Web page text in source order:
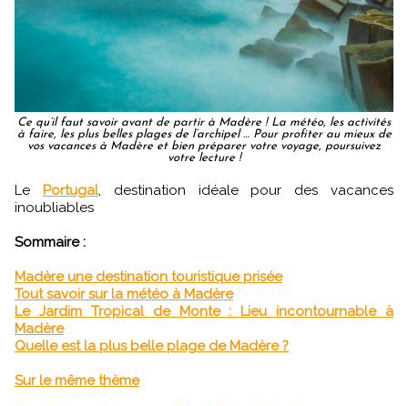
Ce qu’il faut savoir avant de partir à Madère ! La météo, les activités
à faire, les plus belles plages de l’archipel … Pour profiter au mieux de
vos vacances à Madère et bien préparer votre voyage, poursuivez
votre lecture !
Le Portugal, destination idéale pour des vacances
inoubliables
Sommaire :
Madère une destination touristique prisée
Tout savoir sur la météo à Madère
Le Jardim Tropical de Monte : Lieu incontournable à
Madère
Quelle est la plus belle plage de Madère ?
Sur le même thème